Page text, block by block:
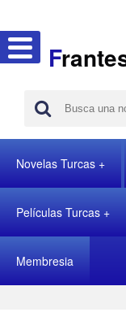
F
Novelas Turcas
Películas Turcas
Membresia